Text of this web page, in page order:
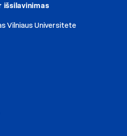
išsilavinimas
Vilniaus Universitete